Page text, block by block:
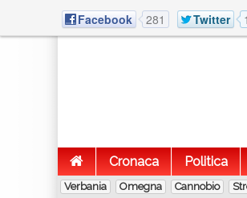
Facebook 281 Twitter
Cronaca
Politica
Verbania Omegna Cannobio